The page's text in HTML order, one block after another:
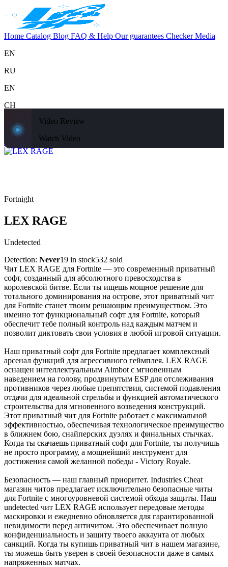
Home Catalog Blog FAQ & Help Our guarantees Checker Media
EN
RU
EN
CH
Support
Home
Home
CatalogFortnightLEX RAGE
Video Review
Watch Video
Fortnight
LEX RAGE
Undetected
Detection: Never19 in stock532 sold
Чит LEX RAGE для Fortnite — это современный приватный
софт, созданный для абсолютного превосходства в
королевской битве. Если ты ищешь мощное решение для
тотального доминирования на острове, этот приватный чит
для Fortnite станет твоим решающим преимуществом. Это
именно тот функциональный софт для Fortnite, который
обеспечит тебе полный контроль над каждым матчем и
позволит диктовать свои условия в любой игровой ситуации.
Наш приватный софт для Fortnite предлагает комплексный
арсенал функций для агрессивного геймплея. LEX RAGE
оснащен интеллектуальным Aimbot с мгновенным
наведением на голову, продвинутым ESP для отслеживания
противников через любые препятствия, системой подавления
отдачи для идеальной стрельбы и функцией автоматического
строительства для мгновенного возведения конструкций.
Этот приватный чит для Fortnite работает с максимальной
эффективностью, обеспечивая технологическое преимущество
в ближнем бою, снайперских дуэлях и финальных стычках.
Когда ты скачаешь приватный софт для Fortnite, ты получишь
не просто программу, а мощнейший инструмент для
достижения самой желанной победы - Victory Royale.
Безопасность — наш главный приоритет. Industries Cheat
магазин читов предлагает исключительно безопасные читы
для Fortnite с многоуровневой системой обхода защиты. Наш
undetected чит LEX RAGE использует передовые методы
маскировки и ежедневно обновляется для гарантированной
невидимости перед античитом. Это обеспечивает полную
конфиденциальность и защиту твоего аккаунта от любых
санкций. Когда ты купишь приватный чит в нашем магазине,
ты можешь быть уверен в своей безопасности даже в самых
напряженных матчах.